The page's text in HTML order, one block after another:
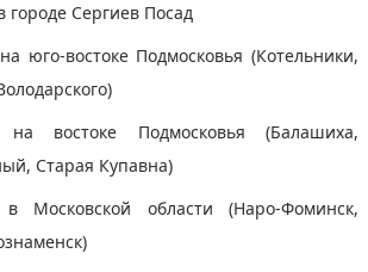
городе Сергиев Посад
юго-востоке Подмосковья (Котельники,
на востоке Подмосковья (Балашиха,
Старая Купавна)
в Московской области (Наро-Фоминск,